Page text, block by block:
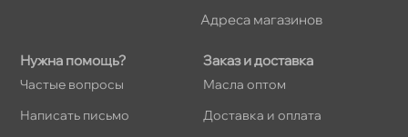
Нужна помощь?
Частые вопросы
Написать письмо
Заказ и доставка
Масла оптом
Доставка и оплата
Адреса магазино